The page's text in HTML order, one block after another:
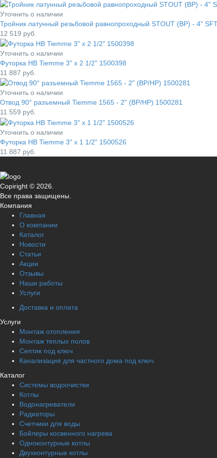
Уточнить о наличии
Тройник латунный резьбовой равнопроходный STOUT (ВР) - 4"
12 519 руб.
Уточнить о наличии
Футорка НВ Tiemme 3" x 2 1/2" 1500398
11 887 руб.
Уточнить о наличии
Отвод 90° разъемный Tiemme 1565 - 2" (ВР/НР) 1500281
11 559 руб.
Уточнить о наличии
Футорка НВ Tiemme 3" x 1 1/2" 1500526
11 887 руб.
Copiright © 2026.
Все права защищены.
Компания
Главная
О компании
Каталог
Новости
Статьи
Акции
Отзывы
Наши работы
Услуги
Доставка и оплата
Услуги
Монтаж отопления
Монтаж теплых полов
Септик под ключ
Канализация для частного дома под ключ
Каталог
Системы водоочистки
Котлы
Водонагреватели
Радиаторы
Cчетчики для воды
Бойлеры косвенного нагрева
Одноконтурные котлы
Двухконтурные котлы